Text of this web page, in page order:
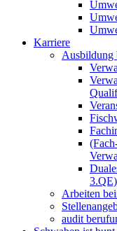
Karriere
Ausbildung
3.QE)
Arbeiten
audit